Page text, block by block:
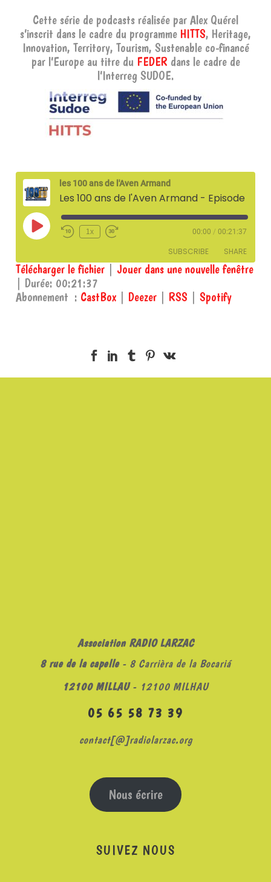
Cette série de podcasts réalisée par Alex Quérel
s’inscrit dans le cadre du programme HITTS, Heritage,
Innovation, Territory, Tourism, Sustenable co-financé
par l’Europe au titre du FEDERdans le cadre de
l’Interreg SUDOE.
les 100 ans de l'Aven Armand
Play
Episode
1x 00:00 / 00:21:37
SUBSCRIBE SHARE
CastBox
Spotify
SHARE
Télécharger le fichier
Jouer dans une nouvelle fenêtre
Durée: 00:21:37
Abonnement : CastBox Deezer RSS Spotify
Association RADIO LARZAC
8 rue de la capelle- 8 Carrièra de la Bocariá
12100 MILLAU- 12100 MILHAU
05 65 58 73 39
contact[@]radiolarzac.org
Nous écrire
SUIVEZ NOUS